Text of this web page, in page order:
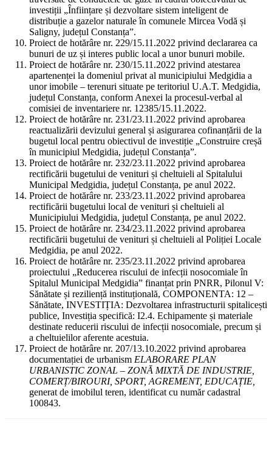
investiții „Înființare și dezvoltare sistem inteligent de
distribuție a gazelor naturale în comunele Mircea Vodă și
Saligny, județul Constanța”.
Proiect de hotărâre nr. 229/15.11.2022 privind declararea ca
bunuri de uz și interes public local a unor bunuri mobile.
Proiect de hotărâre nr. 230/15.11.2022 privind atestarea
apartenenței la domeniul privat al municipiului Medgidia a
unor imobile – terenuri situate pe teritoriul U.A.T. Medgidia,
județul Constanța, conform Anexei la procesul-verbal al
comisiei de inventariere nr. 12385/15.11.2022.
Proiect de hotărâre nr. 231/23.11.2022 privind aprobarea
reactualizării devizului general și asigurarea cofinanțării de la
bugetul local pentru obiectivul de investiție „Construire creșă
în municipiul Medgidia, județul Constanța”.
Proiect de hotărâre nr. 232/23.11.2022 privind aprobarea
rectificării bugetului de venituri și cheltuieli al Spitalului
Municipal Medgidia, județul Constanța, pe anul 2022.
Proiect de hotărâre nr. 233/23.11.2022 privind aprobarea
rectificării bugetului local de venituri și cheltuieli al
Municipiului Medgidia, județul Constanța, pe anul 2022.
Proiect de hotărâre nr. 234/23.11.2022 privind aprobarea
rectificării bugetului de venituri și cheltuieli al Poliției Locale
Medgidia, pe anul 2022.
Proiect de hotărâre nr. 235/23.11.2022 privind aprobarea
proiectului „Reducerea riscului de infecții nosocomiale în
Spitalul Municipal Medgidia” finanțat prin PNRR, Pilonul V:
Sănătate și reziliență instituțională, COMPONENTA: 12 –
Sănătate, INVESTIȚIA: Dezvoltarea infrastructurii spitalicești
publice, Investiția specifică: I2.4. Echipamente și materiale
destinate reducerii riscului de infecții nosocomiale, precum și
a cheltuielilor aferente acestuia.
Proiect de hotărâre nr. 207/13.10.2022 privind aprobarea
documentației de urbanism ELABORARE PLAN
URBANISTIC ZONAL – ZONĂ MIXTĂ DE INDUSTRIE,
COMERȚ/BIROURI, SPORT, AGREMENT, EDUCAȚIE,
generat de imobilul teren, identificat cu număr cadastral
100843.